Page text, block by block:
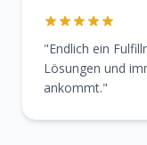
"Endlich ein
Lösungen und
ankommt."